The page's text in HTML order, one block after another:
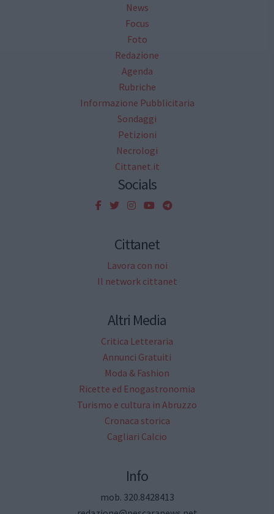
News
Focus
Foto
Redazione
Agenda
Rubriche
Informazione Pubblicitaria
Sondaggi
Petizioni
Necrologi
Cittanet.it
Socials
Cittanet
Lavora con noi
Il network cittanet
Altri Media
Critica Letteraria
Annunci Gratuiti
Moda & Fashion
Ricette ed Enogastronomia
Turismo e cultura in Abruzzo
Cronaca storica
Cagliari Calcio
Info
mob. 320.8428413